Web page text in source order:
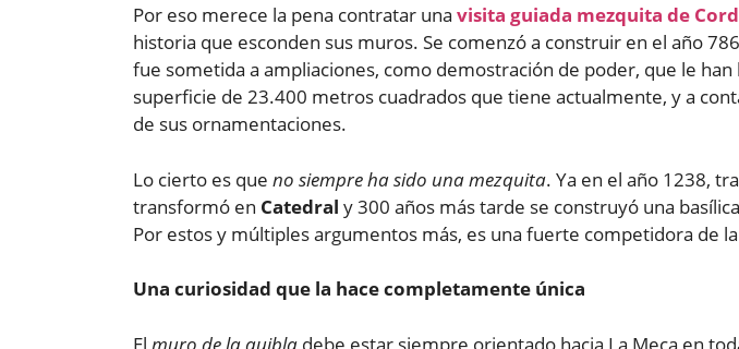
Por eso merece la pena contratar una visita guiada mezquita de
historia que esconden sus muros. Se comenzó a construir en el año
fue sometida a ampliaciones, como demostración de poder, que le han
superficie de 23.400 metros cuadrados que tiene actualmente, y a
de sus ornamentaciones.
Lo cierto es que no siempre ha sido una mezquita. Ya en el año 1238,
transformó en Catedral y 300 años más tarde se construyó una
Por estos y múltiples argumentos más, es una fuerte competidora de
Una curiosidad que la hace completamente única
El muro de la quibla debe estar siempre orientado hacia La Meca en